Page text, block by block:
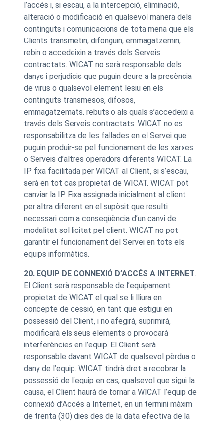
l’accés i, si escau, a la intercepció, eliminació,
alteració o modificació en qualsevol manera dels
continguts i comunicacions de tota mena que els
Clients transmetin, difonguin, emmagatzemin,
rebin o accedeixin a través dels Serveis
contractats. WICAT no serà responsable dels
danys i perjudicis que puguin deure a la presència
de virus o qualsevol element lesiu en els
continguts transmesos, difosos,
emmagatzemats, rebuts o als quals s’accedeixi a
través dels Serveis contractats. WICAT no es
responsabilitza de les fallades en el Servei que
puguin produir-se pel funcionament de les xarxes
o Serveis d’altres operadors diferents WICAT. La
IP fixa facilitada per WICAT al Client, si s’escau,
serà en tot cas propietat de WICAT. WICAT pot
canviar la IP Fixa assignada inicialment al client
per altra diferent en el supòsit que resulti
necessari com a conseqüència d’un canvi de
modalitat sol·licitat pel client. WICAT no pot
garantir el funcionament del Servei en tots els
equips informàtics.
20. EQUIP DE CONNEXIÓ D’ACCÉS A INTERNET.
El Client serà responsable de l’equipament
propietat de WICAT el qual se li lliura en
concepte de cessió, en tant que estigui en
possessió del Client, i no afegirà, suprimirà,
modificarà els seus elements o provocarà
interferències en l’equip. El Client serà
responsable davant WICAT de qualsevol pèrdua o
dany de l’equip. WICAT tindrà dret a recobrar la
possessió de l’equip en cas, qualsevol que sigui la
causa, el Client haurà de tornar a WICAT l’equip de
connexió d’Accés a Internet, en un termini màxim
de trenta (30) dies des de la data efectiva de la